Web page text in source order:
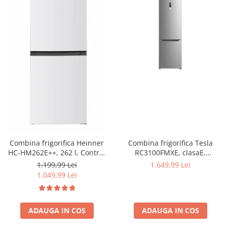
Combina frigorifica Heinner
HC-HM262E++, 262 l, Control
electronic, Iluminare LED, Usi
reversibile, Clasa E, H 180 cm,
1.199,99 Lei
1.049,99 Lei
ADAUGA IN COS
Combina frigorifica Tesla
RC3100FMXE, clasaE,
310LTotal No Frost, Display
1.649,99 Lei
ADAUGA IN COS